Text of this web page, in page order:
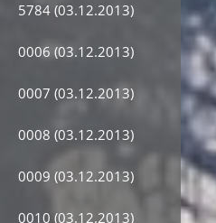
5784 (03.12.2013)
0006 (03.12.2013)
0007 (03.12.2013)
0008 (03.12.2013)
0009 (03.12.2013)
0010 (03.12.2013)